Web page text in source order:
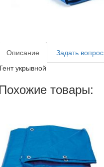
Описание Задать вопрос
укрывной
Похожие товары: